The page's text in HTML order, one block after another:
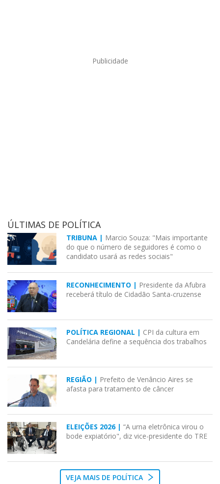
Publicidade
ÚLTIMAS DE POLÍTICA
TRIBUNA | Marcio Souza: "Mais importante
do que o número de seguidores é como o
candidato usará as redes sociais"
RECONHECIMENTO | Presidente da Afubra
receberá título de Cidadão Santa-cruzense
POLÍTICA REGIONAL | CPI da cultura em
Candelária define a sequência dos trabalhos
REGIÃO | Prefeito de Venâncio Aires se
afasta para tratamento de câncer
ELEIÇÕES 2026 | “A urna eletrônica virou o
bode expiatório", diz vice-presidente do TRE
VEJA MAIS DE POLÍTICA